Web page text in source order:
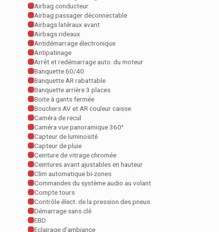
Airbag conducteur
Airbag passager déconnectable
Airbags latéraux avant
Airbags rideaux
Antidémarrage électronique
Antipatinage
Arrêt et redémarrage auto. du moteur
Banquette 60/40
Banquette AR rabattable
Banquette arrière 3 places
Boite à gants fermée
Boucliers AV et AR couleur caisse
Caméra de recul
Caméra vue panoramique 360°
Capteur de luminosité
Capteur de pluie
Ceinture de vitrage chromée
Ceintures avant ajustables en hauteur
Clim automatique bi-zones
Commandes du système audio au volant
Compte tours
Contrôle élect. de la pression des pneus
Démarrage sans clé
EBD
Eclairage d'ambiance